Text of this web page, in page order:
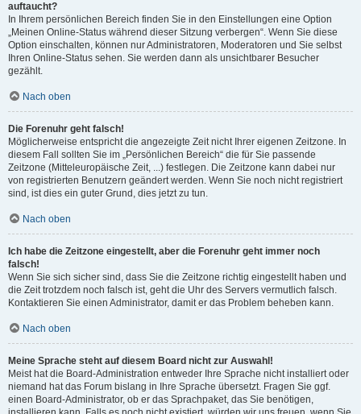
auftaucht?
In Ihrem persönlichen Bereich finden Sie in den Einstellungen eine Option
„Meinen Online-Status während dieser Sitzung verbergen“. Wenn Sie diese
Option einschalten, können nur Administratoren, Moderatoren und Sie selbst
Ihren Online-Status sehen. Sie werden dann als unsichtbarer Besucher
gezählt.
Nach oben
Die Forenuhr geht falsch!
Möglicherweise entspricht die angezeigte Zeit nicht Ihrer eigenen Zeitzone. In
diesem Fall sollten Sie im „Persönlichen Bereich“ die für Sie passende
Zeitzone (Mitteleuropäische Zeit, ...) festlegen. Die Zeitzone kann dabei nur
von registrierten Benutzern geändert werden. Wenn Sie noch nicht registriert
sind, ist dies ein guter Grund, dies jetzt zu tun.
Nach oben
Ich habe die Zeitzone eingestellt, aber die Forenuhr geht immer noch
falsch!
Wenn Sie sich sicher sind, dass Sie die Zeitzone richtig eingestellt haben und
die Zeit trotzdem noch falsch ist, geht die Uhr des Servers vermutlich falsch.
Kontaktieren Sie einen Administrator, damit er das Problem beheben kann.
Nach oben
Meine Sprache steht auf diesem Board nicht zur Auswahl!
Meist hat die Board-Administration entweder Ihre Sprache nicht installiert oder
niemand hat das Forum bislang in Ihre Sprache übersetzt. Fragen Sie ggf.
einen Board-Administrator, ob er das Sprachpaket, das Sie benötigen,